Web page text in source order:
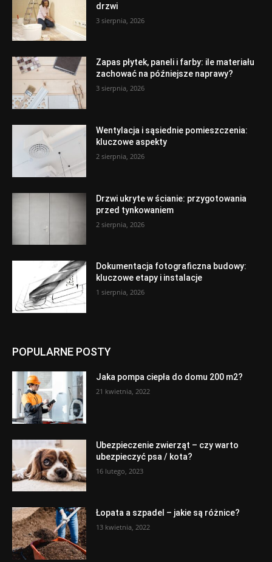
drzwi
3 sierpnia, 2026
Zapas płytek, paneli i farby: ile materiału
zachować na późniejsze naprawy?
3 sierpnia, 2026
Wentylacja i sąsiednie pomieszczenia:
kluczowe aspekty
2 sierpnia, 2026
Drzwi ukryte w ścianie: przygotowania
przed tynkowaniem
2 sierpnia, 2026
Dokumentacja fotograficzna budowy:
kluczowe etapy i instalacje
1 sierpnia, 2026
POPULARNE POSTY
Jaka pompa ciepła do domu 200 m2?
21 kwietnia, 2022
Ubezpieczenie zwierząt – czy warto
ubezpieczyć psa / kota?
16 lutego, 2023
Łopata a szpadel – jakie są różnice?
13 kwietnia, 2022